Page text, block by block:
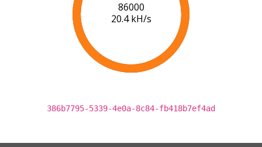
87000
19.7 kH/s
386b7795-5339-4e0a-8c84-fb418b7ef4ad